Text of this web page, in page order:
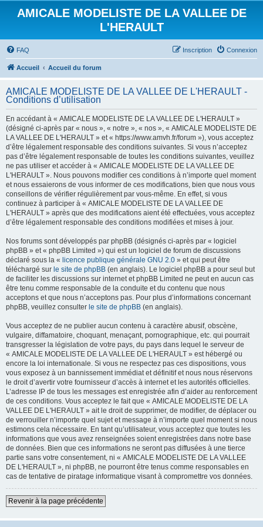
AMICALE MODELISTE DE LA VALLEE DE
L'HERAULT
FAQ Connexion
Inscription
Accueil Accueil du forum
AMICALE MODELISTE DE LA VALLEE DE L'HERAULT -
Conditions d’utilisation
En accédant à « AMICALE MODELISTE DE LA VALLEE DE L'HERAULT »
(désigné ci-après par « nous », « notre », « nos », « AMICALE MODELISTE DE
LA VALLEE DE L'HERAULT » et « https://www.amvh.fr/forum »), vous acceptez
d’être légalement responsable des conditions suivantes. Si vous n’acceptez
pas d’être légalement responsable de toutes les conditions suivantes, veuillez
ne pas utiliser et accéder à « AMICALE MODELISTE DE LA VALLEE DE
L'HERAULT ». Nous pouvons modifier ces conditions à n’importe quel moment
et nous essaierons de vous informer de ces modifications, bien que nous vous
conseillons de vérifier régulièrement par vous-même. En effet, si vous
continuez à participer à « AMICALE MODELISTE DE LA VALLEE DE
L'HERAULT » après que des modifications aient été effectuées, vous acceptez
d’être légalement responsable des conditions modifiées et mises à jour.
Nos forums sont développés par phpBB (désignés ci-après par « logiciel
phpBB » et « phpBB Limited ») qui est un logiciel de forum de discussions
déclaré sous la « licence publique générale GNU 2.0 » et qui peut être
téléchargé sur le site de phpBB (en anglais). Le logiciel phpBB a pour seul but
de faciliter les discussions sur internet et phpBB Limited ne peut en aucun cas
être tenu comme responsable de la conduite et du contenu que nous
acceptons et que nous n’acceptons pas. Pour plus d’informations concernant
phpBB, veuillez consulter le site de phpBB (en anglais).
Vous acceptez de ne publier aucun contenu à caractère abusif, obscène,
vulgaire, diffamatoire, choquant, menaçant, pornographique, etc. qui pourrait
transgresser la législation de votre pays, du pays dans lequel le serveur de
« AMICALE MODELISTE DE LA VALLEE DE L'HERAULT » est hébergé ou
encore la loi internationale. Si vous ne respectez pas ces dispositions, vous
vous exposez à un bannissement immédiat et définitif et nous nous réservons
le droit d’avertir votre fournisseur d’accès à internet et les autorités officielles.
L’adresse IP de tous les messages est enregistrée afin d’aider au renforcement
de ces conditions. Vous acceptez le fait que « AMICALE MODELISTE DE LA
VALLEE DE L'HERAULT » ait le droit de supprimer, de modifier, de déplacer ou
de verrouiller n’importe quel sujet et message à n’importe quel moment si nous
estimons cela nécessaire. En tant qu’utilisateur, vous acceptez que toutes les
informations que vous avez renseignées soient enregistrées dans notre base
de données. Bien que ces informations ne seront pas diffusées à une tierce
partie sans votre consentement, ni « AMICALE MODELISTE DE LA VALLEE
DE L'HERAULT », ni phpBB, ne pourront être tenus comme responsables en
cas de tentative de piratage informatique visant à compromettre vos données.
Revenir à la page précédente